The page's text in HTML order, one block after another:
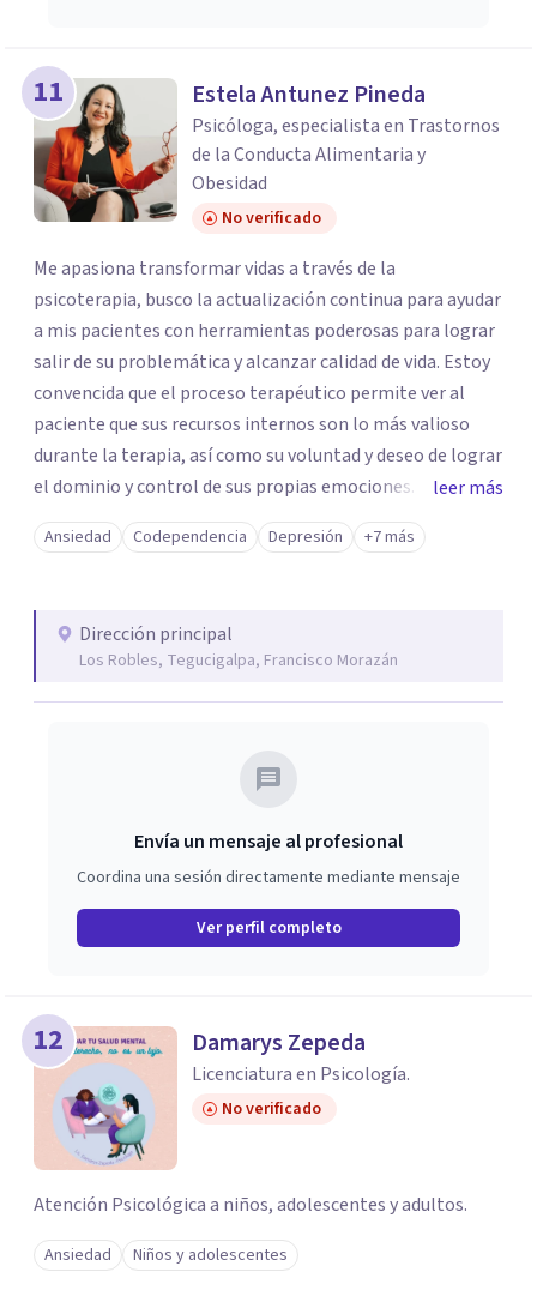
11 Estela Antunez Pineda
Psicóloga, especialista en Trastornos
de la Conducta Alimentaria y
Obesidad
No verificado
Me apasiona transformar vidas a través de la
psicoterapia, busco la actualización continua para ayudar
a mis pacientes con herramientas poderosas para lograr
salir de su problemática y alcanzar calidad de vida. Estoy
convencida que el proceso terapéutico permite ver al
paciente que sus recursos internos son lo más valioso
durante la terapia, así como su voluntad y deseo de lograr
el dominio y control de sus propias emociones. El
paciente y yo, emprendemos un viaje a su psiquis para
desenredar las emociones que se deben gestionar para
leer más
Ansiedad Codependencia Depresión +7 más
Dirección principal
Los Robles, Tegucigalpa, Francisco Morazán
Envía un mensaje al profesional
Coordina una sesión directamente mediante mensaje
Ver perfil completo
12 Damarys Zepeda
Licenciatura en Psicología.
No verificado
Atención Psicológica a niños, adolescentes y adultos.
Ansiedad Niños y adolescentes